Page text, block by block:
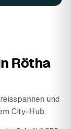
von der
unter
erhalten eine
Lohnanteil; die
anwesend
Rötha
und
City-Hub.